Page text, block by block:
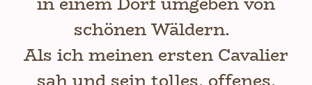
schönen Wäldern.
Als ich meinen ersten Cavalier